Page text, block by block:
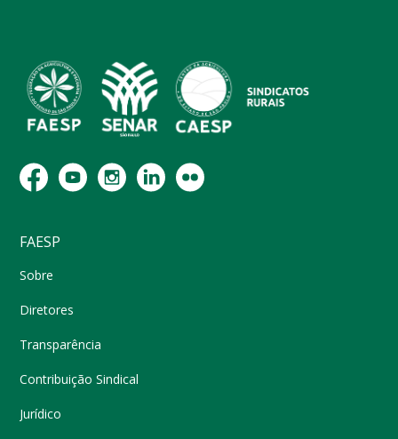
FAESP
Sobre
Diretores
Transparência
Contribuição Sindical
Jurídico